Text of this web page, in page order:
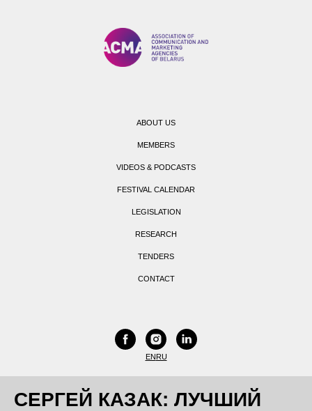
ABOUT US
MEMBERS
VIDEOS & PODCASTS
FESTIVAL CALENDAR
LEGISLATION
RESEARCH
TENDERS
CONTACT
ENRU
СЕРГЕЙ КАЗАК: ЛУЧШИЙ